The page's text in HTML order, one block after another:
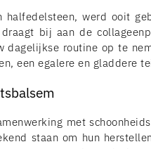
halfedelsteen, werd ooit
​​bij aan de
dagelijkse routine op te
een egalere en gladdere
met
staan ​​om hun